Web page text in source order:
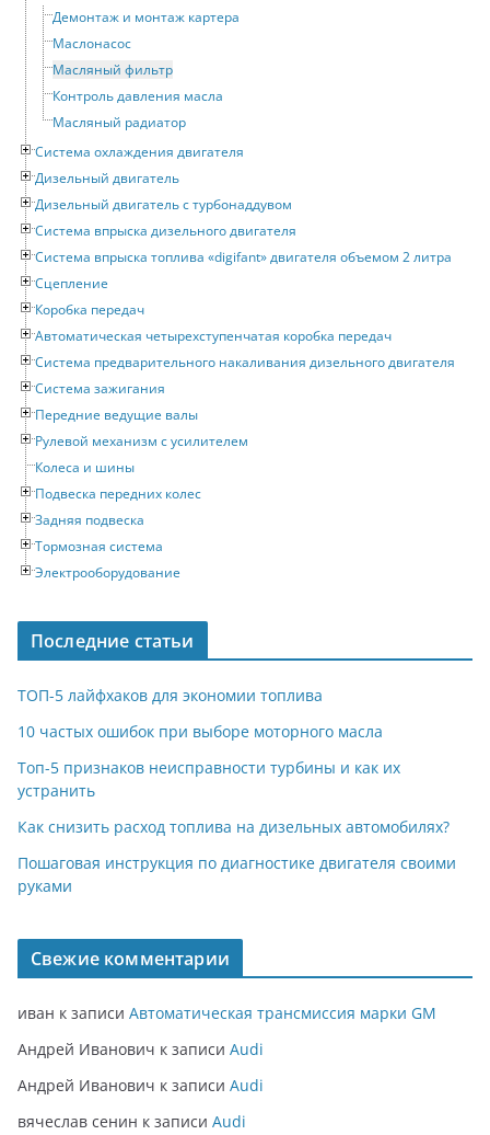
Демонтаж и монтаж картера
Маслонасос
Масляный фильтр
Контроль давления масла
Масляный радиатор
Система охлаждения двигателя
Дизельный двигатель
Дизельный двигатель с турбонаддувом
Система впрыска дизельного двигателя
Система впрыска топлива «digifant» двигателя объемом 2 литра
Сцепление
Коробка передач
Автоматическая четырехступенчатая коробка передач
Система предварительного накаливания дизельного двигателя
Система зажигания
Передние ведущие валы
Рулевой механизм с усилителем
Колеса и шины
Подвеска передних колес
Задняя подвеска
Тормозная система
Электрооборудование
Последние статьи
ТОП-5 лайфхаков для экономии топлива
10 частых ошибок при выборе моторного масла
Топ-5 признаков неисправности турбины и как их
устранить
Как снизить расход топлива на дизельных автомобилях?
Пошаговая инструкция по диагностике двигателя своими
руками
Свежие комментарии
иван к записи Автоматическая трансмиссия марки GM
Андрей Иванович к записи Audi
Андрей Иванович к записи Audi
вячеслав сенин к записи Audi